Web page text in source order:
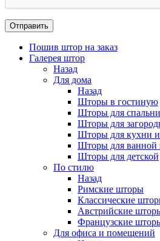
Пошив штор на заказ
Галерея штор
Назад
Для дома
Назад
Шторы в гостиную
Шторы для спальни
Шторы для
Шторы для кухни и
Шторы для ванной
Шторы для детской
По стилю
Назад
Римские шторы
Классические
Австрийские
Французские
Для офиса и помещений